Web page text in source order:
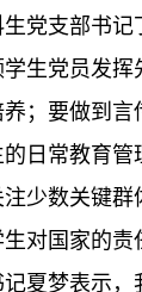
党支部书
生党员发挥
；要做到
日常教育
少数关键群
对国家的
夏梦表示